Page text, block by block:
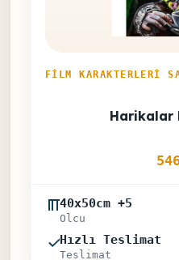
FILM KARAKTERLERI
Harikalar
40x50cm +5
Olcu
Hızlı Teslimat
Teslimat